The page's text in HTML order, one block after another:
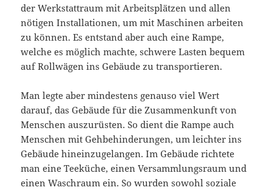
der Werkstattraum mit Arbeitsplätzen und allen
nötigen Installationen, um mit Maschinen arbeiten
zu können. Es entstand aber auch eine Rampe,
welche es möglich machte, schwere Lasten bequem
auf Rollwägen ins Gebäude zu transportieren.
Man legte aber mindestens genauso viel Wert
darauf, das Gebäude für die Zusammenkunft von
Menschen auszurüsten. So dient die Rampe auch
Menschen mit Gehbehinderungen, um leichter ins
Gebäude hineinzugelangen. Im Gebäude richtete
man eine Teeküche, einen Versammlungsraum und
einen Waschraum ein. So wurden sowohl soziale